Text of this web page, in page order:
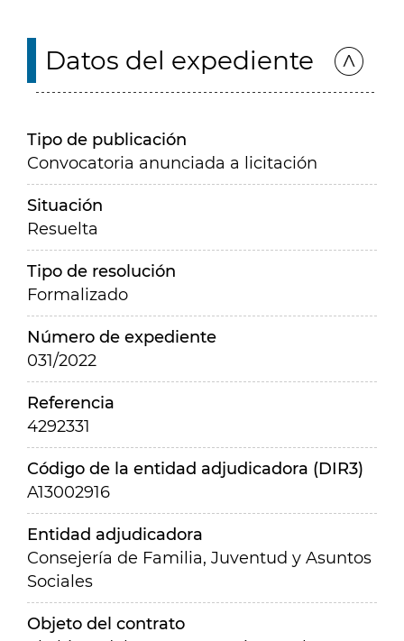
Datos del expediente
Tipo de publicación
Convocatoria anunciada a licitación
Situación
Resuelta
Tipo de resolución
Formalizado
Número de expediente
031/2022
Referencia
4292331
Código de la entidad adjudicadora (DIR3)
A13002916
Entidad adjudicadora
Consejería de Familia, Juventud y Asuntos
Sociales
Objeto del contrato